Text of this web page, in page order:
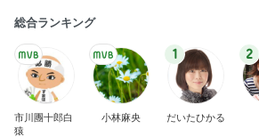
総合ランキング
市川團十郎白
猿
小林麻央
1
だいたひかる
2